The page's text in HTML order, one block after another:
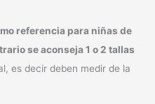
referencia para niñas de
se aconseja 1 o 2 tallas
es decir deben medir de la